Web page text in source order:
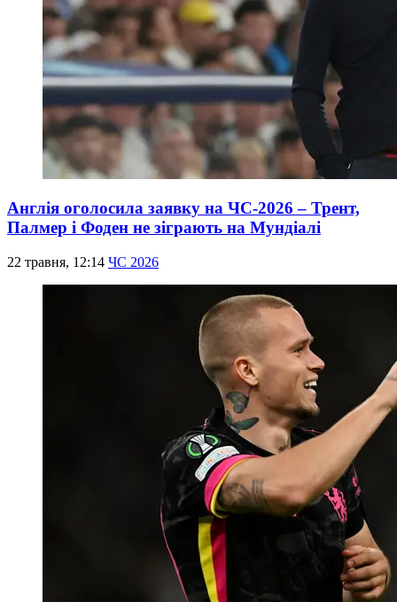
Англія оголосила заявку на ЧС-2026 – Трент,
Палмер і Фоден не зіграють на Мундіалі
22 травня, 12:14 ЧС 2026